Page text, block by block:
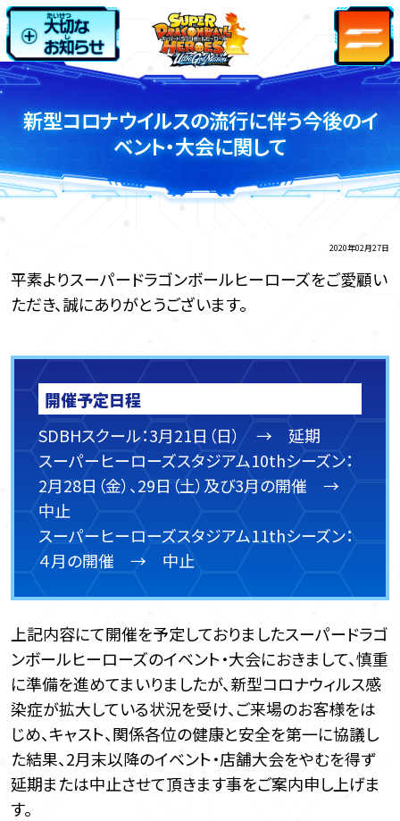
新型コロナウイルスの流行に伴う今後のイ
ベント・大会に関して
2020年02月27日
平素よりスーパードラゴンボールヒーローズをご愛顧い
ただき、誠にありがとうございます。
開催予定日程
SDBHスクール：3月21日（日） → 延期
スーパーヒーローズスタジアム10thシーズン：
2月28日（金）、29日（土）及び3月の開催 →
中止
スーパーヒーローズスタジアム11thシーズン：
４月の開催 → 中止
上記内容にて開催を予定しておりましたスーパードラゴ
ンボールヒーローズのイベント・大会におきまして、慎重
に準備を進めてまいりましたが、新型コロナウィルス感
染症が拡大している状況を受け、ご来場のお客様をは
じめ、キャスト、関係各位の健康と安全を第一に協議し
た結果、2月末以降のイベント・店舗大会をやむを得ず
延期または中止させて頂きます事をご案内申し上げま
す。